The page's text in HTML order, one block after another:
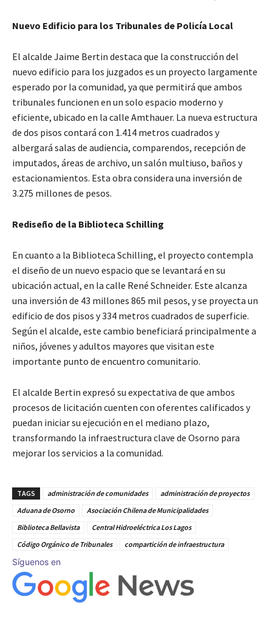
Nuevo Edificio para los Tribunales de Policía Local
El alcalde Jaime Bertin destaca que la construcción del
nuevo edificio para los juzgados es un proyecto largamente
esperado por la comunidad, ya que permitirá que ambos
tribunales funcionen en un solo espacio moderno y
eficiente, ubicado en la calle Amthauer. La nueva estructura
de dos pisos contará con 1.414 metros cuadrados y
albergará salas de audiencia, comparendos, recepción de
imputados, áreas de archivo, un salón multiuso, baños y
estacionamientos. Esta obra considera una inversión de
3.275 millones de pesos.
Rediseño de la Biblioteca Schilling
En cuanto a la Biblioteca Schilling, el proyecto contempla
el diseño de un nuevo espacio que se levantará en su
ubicación actual, en la calle René Schneider. Este alcanza
una inversión de 43 millones 865 mil pesos, y se proyecta un
edificio de dos pisos y 334 metros cuadrados de superficie.
Según el alcalde, este cambio beneficiará principalmente a
niños, jóvenes y adultos mayores que visitan este
importante punto de encuentro comunitario.
El alcalde Bertin expresó su expectativa de que ambos
procesos de licitación cuenten con oferentes calificados y
puedan iniciar su ejecución en el mediano plazo,
transformando la infraestructura clave de Osorno para
mejorar los servicios a la comunidad.
TAGS administración de comunidades
administración de proyectos
Aduana de Osorno
Asociación Chilena de Municipalidades
Biblioteca Bellavista
Central Hidroeléctrica Los Lagos
Código Orgánico de Tribunales
compartición de infraestructura
Síguenos en